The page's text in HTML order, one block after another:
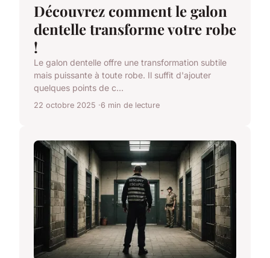
Découvrez comment le galon
dentelle transforme votre robe
!
Le galon dentelle offre une transformation subtile
mais puissante à toute robe. Il suffit d'ajouter
quelques points de c...
22 octobre 2025 6 min de lecture